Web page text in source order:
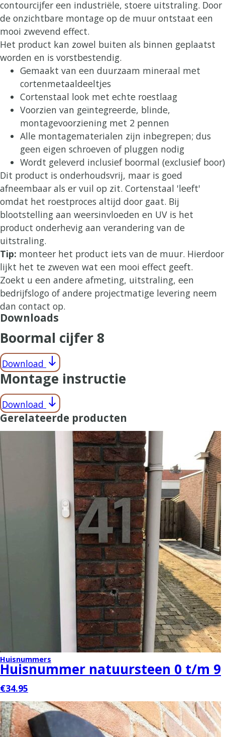
contourcijfer een industriële, stoere uitstraling. Door
de onzichtbare montage op de muur ontstaat een
mooi zwevend effect.
Het product kan zowel buiten als binnen geplaatst
worden en is vorstbestendig.
Gemaakt van een duurzaam mineraal met
cortenmetaaldeeltjes
Cortenstaal look met echte roestlaag
Voorzien van geïntegreerde, blinde,
montagevoorziening met 2 pennen
Alle montagematerialen zijn inbegrepen; dus
geen eigen schroeven of pluggen nodig
Wordt geleverd inclusief boormal (exclusief boor)
Dit product is onderhoudsvrij, maar is goed
afneembaar als er vuil op zit. Cortenstaal 'leeft'
omdat het roestproces altijd door gaat. Bij
blootstelling aan weersinvloeden en UV is het
product onderhevig aan verandering van de
uitstraling.
Tip: monteer het product iets van de muur. Hierdoor
lijkt het te zweven wat een mooi effect geeft.
Zoekt u een andere afmeting, uitstraling, een
bedrijfslogo of andere projectmatige levering neem
dan contact op.
Downloads
Boormal cijfer 8
Download south
Montage instructie
Download south
Gerelateerde producten
Huisnummers
Huisnummer natuursteen 0 t/m 9
€34.95